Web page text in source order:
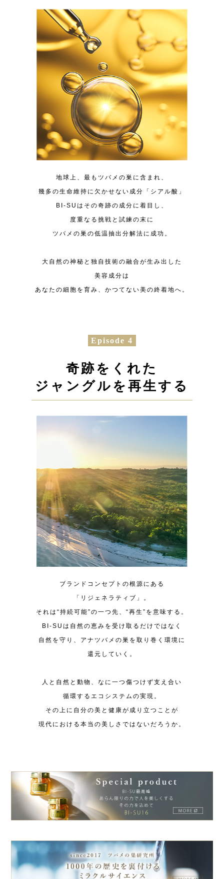
地球上、最もツバメの巣に含まれ、
幾多の生命維持に欠かせない成分「シアル酸」
BI-SUはその奇跡の成分に着目し、
度重なる挑戦と試練の末に
ツバメの巣の低温抽出分解法に成功。
大自然の神秘と独自技術の融合が生み出した
美容成分は
あなたの細胞を育み、かつてない美の終着地へ。
Episode 4
奇跡をくれた
ジャングルを 再生する
ブランドコンセプトの根源にある
「リジェネラティブ」。
それは“持続可能”の一つ先、“再生”を意味する。
BI-SUは自然の恵みを受け取るだけではなく
自然を守り、アナツバメの巣を取り巻く環境に
還元していく。
人と自然と動物、なに一つ傷つけず支え合い
循環する エコシステムの実現。
その上に自分の美と健康が成り立つことが
現代における本当の美しさではないだろうか。